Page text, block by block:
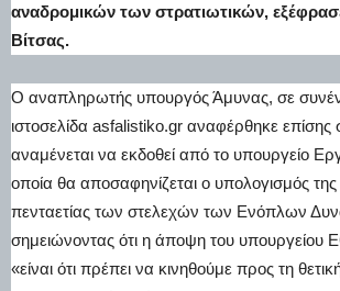
αναδρομικών των στρατιωτικών,
Βίτσας.
Ο αναπληρωτής υπουργός Άμυνας, σε
ιστοσελίδα asfalistiko.gr αναφέρθηκε επίσης
αναμένεται να εκδοθεί από το υπουργείο
οποία θα αποσαφηνίζεται ο υπολογισμός
πενταετίας των στελεχών των Ενόπλων
σημειώνοντας ότι η άποψη του υπουργείου
«είναι ότι πρέπει να κινηθούμε προς τη